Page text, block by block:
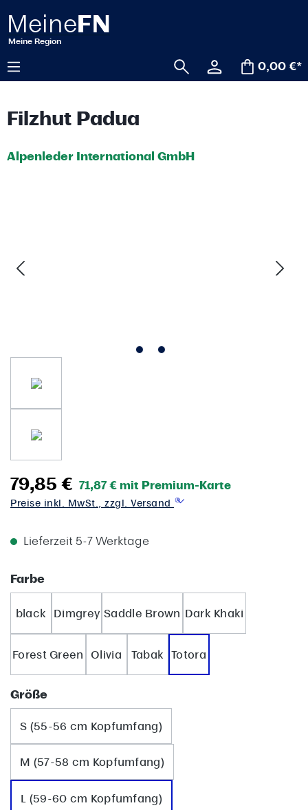
springen
0,00 €*
Filzhut Padua
Alpenleder International GmbH
79,85 € 71,87 € mit Premium-Karte
Preise inkl. MwSt., zzgl. Versand
Lieferzeit 5-7 Werktage
Farbeauswählen
black Dimgrey Saddle Brown Dark Khaki
Forest Green Olivia Tabak Totora
Größeauswählen
S (55-56 cm Kopfumfang)
M (57-58 cm Kopfumfang)
L (59-60 cm Kopfumfang)